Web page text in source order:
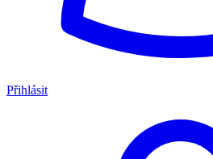
Přihlásit